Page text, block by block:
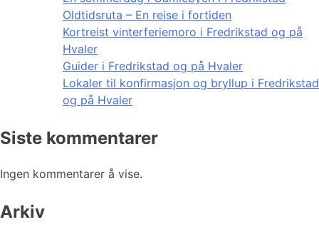
Oldtidsruta – En reise i fortiden
Kortreist vinterferiemoro i Fredrikstad og på
Hvaler
Guider i Fredrikstad og på Hvaler
Lokaler til konfirmasjon og bryllup i Fredrikstad
og på Hvaler
Siste kommentarer
Ingen kommentarer å vise.
Arkiv